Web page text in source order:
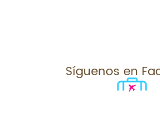
Síguenos en